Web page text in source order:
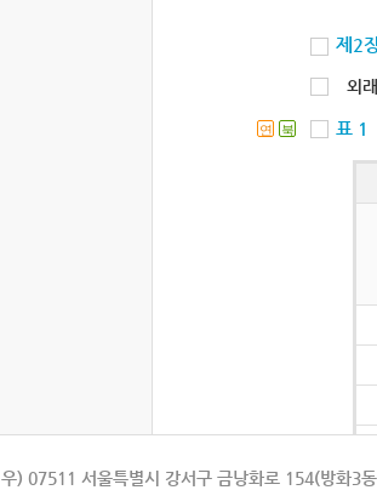
제2
외
연 북 표 1
우) 07511 서울특별시 강서구 금낭화로 154(방화3